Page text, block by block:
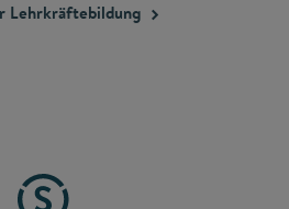
Lehrkräftebildung